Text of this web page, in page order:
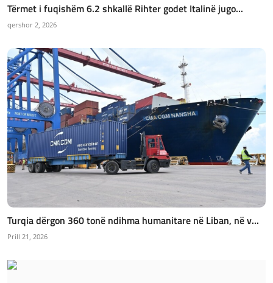
Tërmet i fuqishëm 6.2 shkallë Rihter godet Italinë jugo...
qershor 2, 2026
Turqia dërgon 360 tonë ndihma humanitare në Liban, në v...
Prill 21, 2026